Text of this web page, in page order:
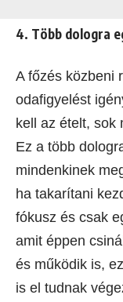
4. Több dologra
A főzés közbeni
odafigyelést
kell az ételt, sok
Ez a több
mindenkinek
ha takarítani
fókusz és csak
amit éppen
és működik is,
is el tudnak